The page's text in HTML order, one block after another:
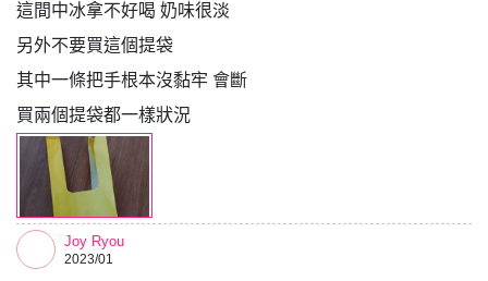
這間中冰拿不好喝 奶味很淡
另外不要買這個提袋
其中一條把手根本沒黏牢 會斷
買兩個提袋都一樣狀況
Joy Ryou
2023/01